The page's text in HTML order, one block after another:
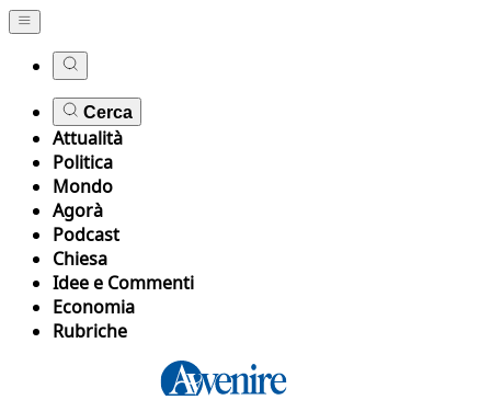
Cerca
Attualità
Politica
Mondo
Agorà
Podcast
Chiesa
Idee e Commenti
Economia
Rubriche